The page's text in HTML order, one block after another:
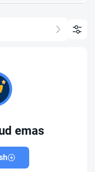
emas